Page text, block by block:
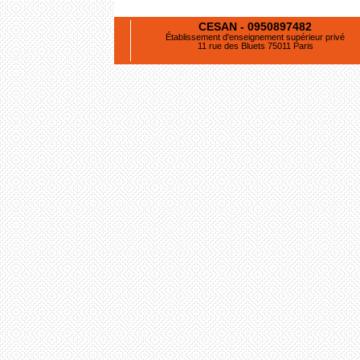
CESAN - 0950897482
Établissement d'enseignement supérieur privé
11 rue des Bluets 75011 Paris